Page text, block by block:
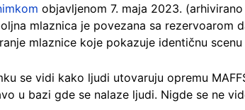
objavljenom 7. maja 2023. (arhivirano
mlaznica je povezana sa rezervoarom
mlaznice koje pokazuje identičnu
se vidi kako ljudi utovaruju opremu
u bazi gde se nalaze ljudi. Nigde se ne